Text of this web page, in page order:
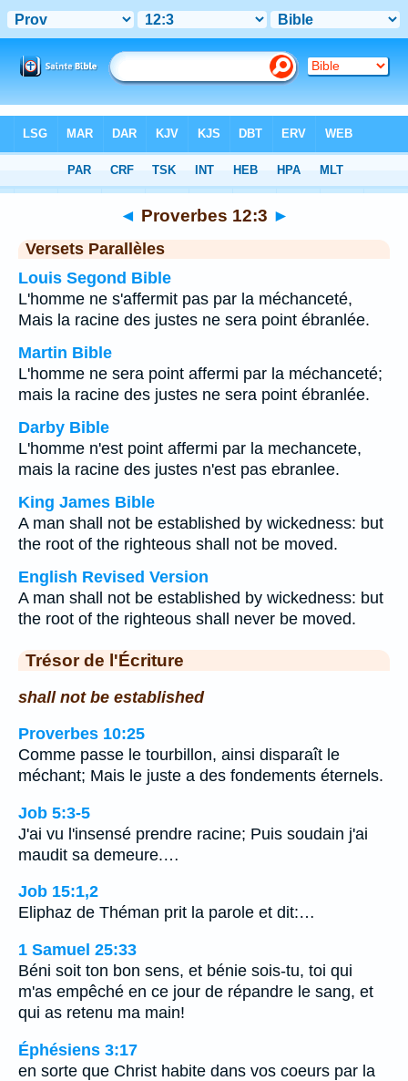
Chapitre 12 > Verset 3
◄ Proverbes 12:3 ►
Versets Parallèles
Louis Segond Bible
L'homme ne s'affermit pas par la méchanceté,
Mais la racine des justes ne sera point ébranlée.
Martin Bible
L'homme ne sera point affermi par la méchanceté;
mais la racine des justes ne sera point ébranlée.
Darby Bible
L'homme n'est point affermi par la mechancete,
mais la racine des justes n'est pas ebranlee.
King James Bible
A man shall not be established by wickedness: but
the root of the righteous shall not be moved.
English Revised Version
A man shall not be established by wickedness: but
the root of the righteous shall never be moved.
Trésor de l'Écriture
shall not be established
Proverbes 10:25
Comme passe le tourbillon, ainsi disparaît le
méchant; Mais le juste a des fondements éternels.
Job 5:3-5
J'ai vu l'insensé prendre racine; Puis soudain j'ai
maudit sa demeure.…
Job 15:1,2
Eliphaz de Théman prit la parole et dit:…
1 Samuel 25:33
Béni soit ton bon sens, et bénie sois-tu, toi qui
m'as empêché en ce jour de répandre le sang, et
qui as retenu ma main!
Éphésiens 3:17
en sorte que Christ habite dans vos coeurs par la